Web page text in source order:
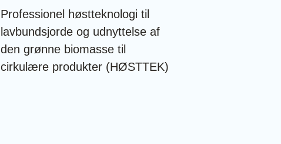
Professionel høstteknologi til
lavbundsjorde og udnyttelse af
den grønne biomasse til
cirkulære produkter (HØSTTEK)